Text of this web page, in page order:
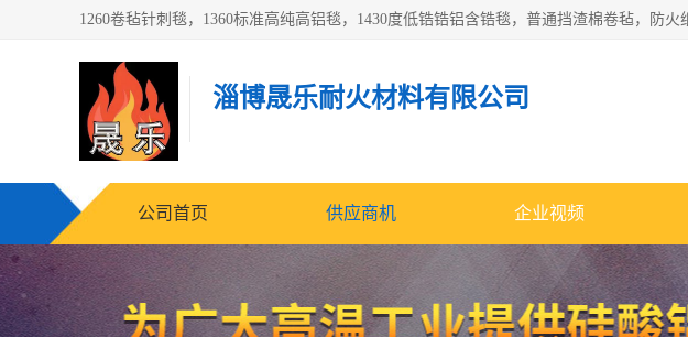
淄博晟乐耐火材料有限公司
公司首页 供应商机 企业视频